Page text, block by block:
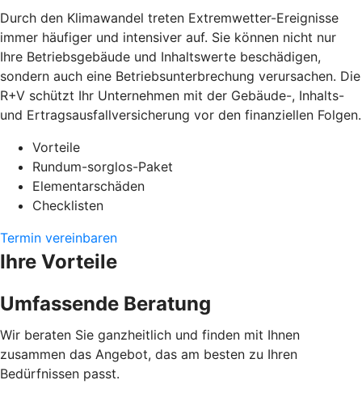
Durch den Klimawandel treten Extremwetter-Ereignisse
immer häufiger und intensiver auf. Sie können nicht nur
Ihre Betriebsgebäude und Inhaltswerte beschädigen,
sondern auch eine Betriebsunterbrechung verursachen. Die
R+V schützt Ihr Unternehmen mit der Gebäude-, Inhalts-
und Ertragsausfallversicherung vor den finanziellen Folgen.
Vorteile
Rundum-sorglos-Paket
Elementarschäden
Checklisten
Termin vereinbaren
Ihre Vorteile
Umfassende Beratung
Wir beraten Sie ganzheitlich und finden mit Ihnen
zusammen das Angebot, das am besten zu Ihren
Bedürfnissen passt.